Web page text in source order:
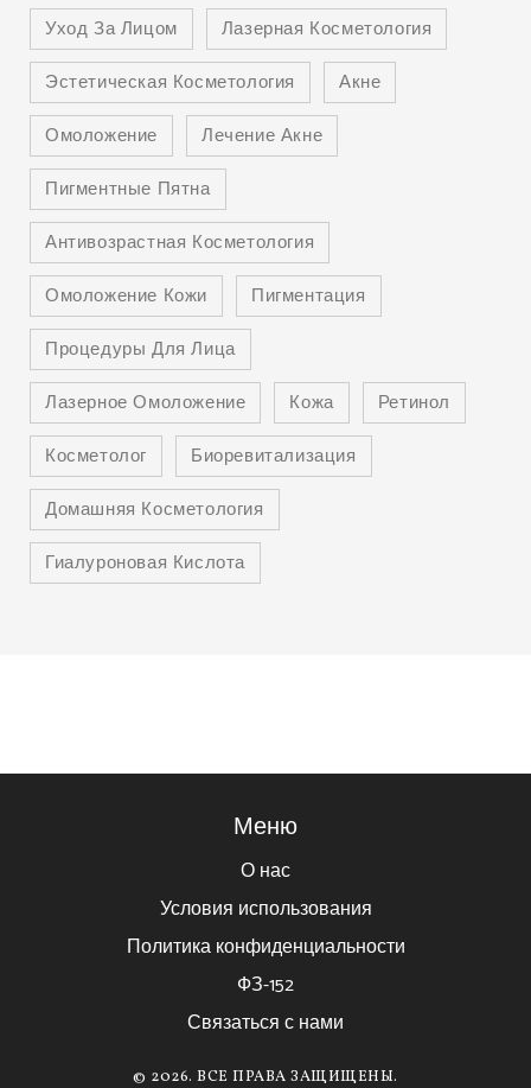
Уход За Лицом
Лазерная Косметология
Эстетическая Косметология
Акне
Омоложение
Лечение Акне
Пигментные Пятна
Антивозрастная Косметология
Омоложение Кожи
Пигментация
Процедуры Для Лица
Лазерное Омоложение
Кожа
Ретинол
Косметолог
Биоревитализация
Домашняя Косметология
Гиалуроновая Кислота
Меню
О нас
Условия использования
Политика конфиденциальности
ФЗ-152
Связаться с нами
© 2026. ВСЕ ПРАВА ЗАЩИЩЕНЫ.